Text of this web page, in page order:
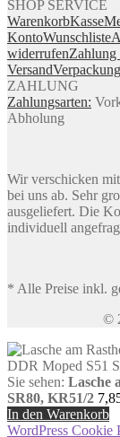
SHOP SERVICE
WarenkorbKasse
KontoWunschliste
widerrufen
Versand
ZAHLUNG
Zahlungsarten:
Abholung
Wir verschicken
bei uns ab. Sehr
ausgeliefert. Die
individuell
* Alle Preise inkl.
©
Sie sehen: Lasche
SR80, KR51/2
In den Warenkorb
WordPress Cookie